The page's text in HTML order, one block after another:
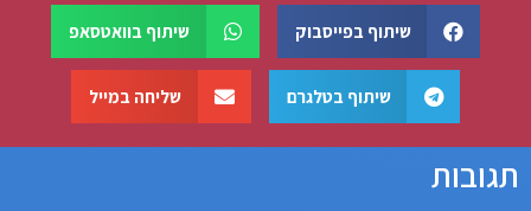
שיתוף בפייסבוק שיתוף בוואטסאפ
שיתוף בטלגרם שליחה במייל
תגובות